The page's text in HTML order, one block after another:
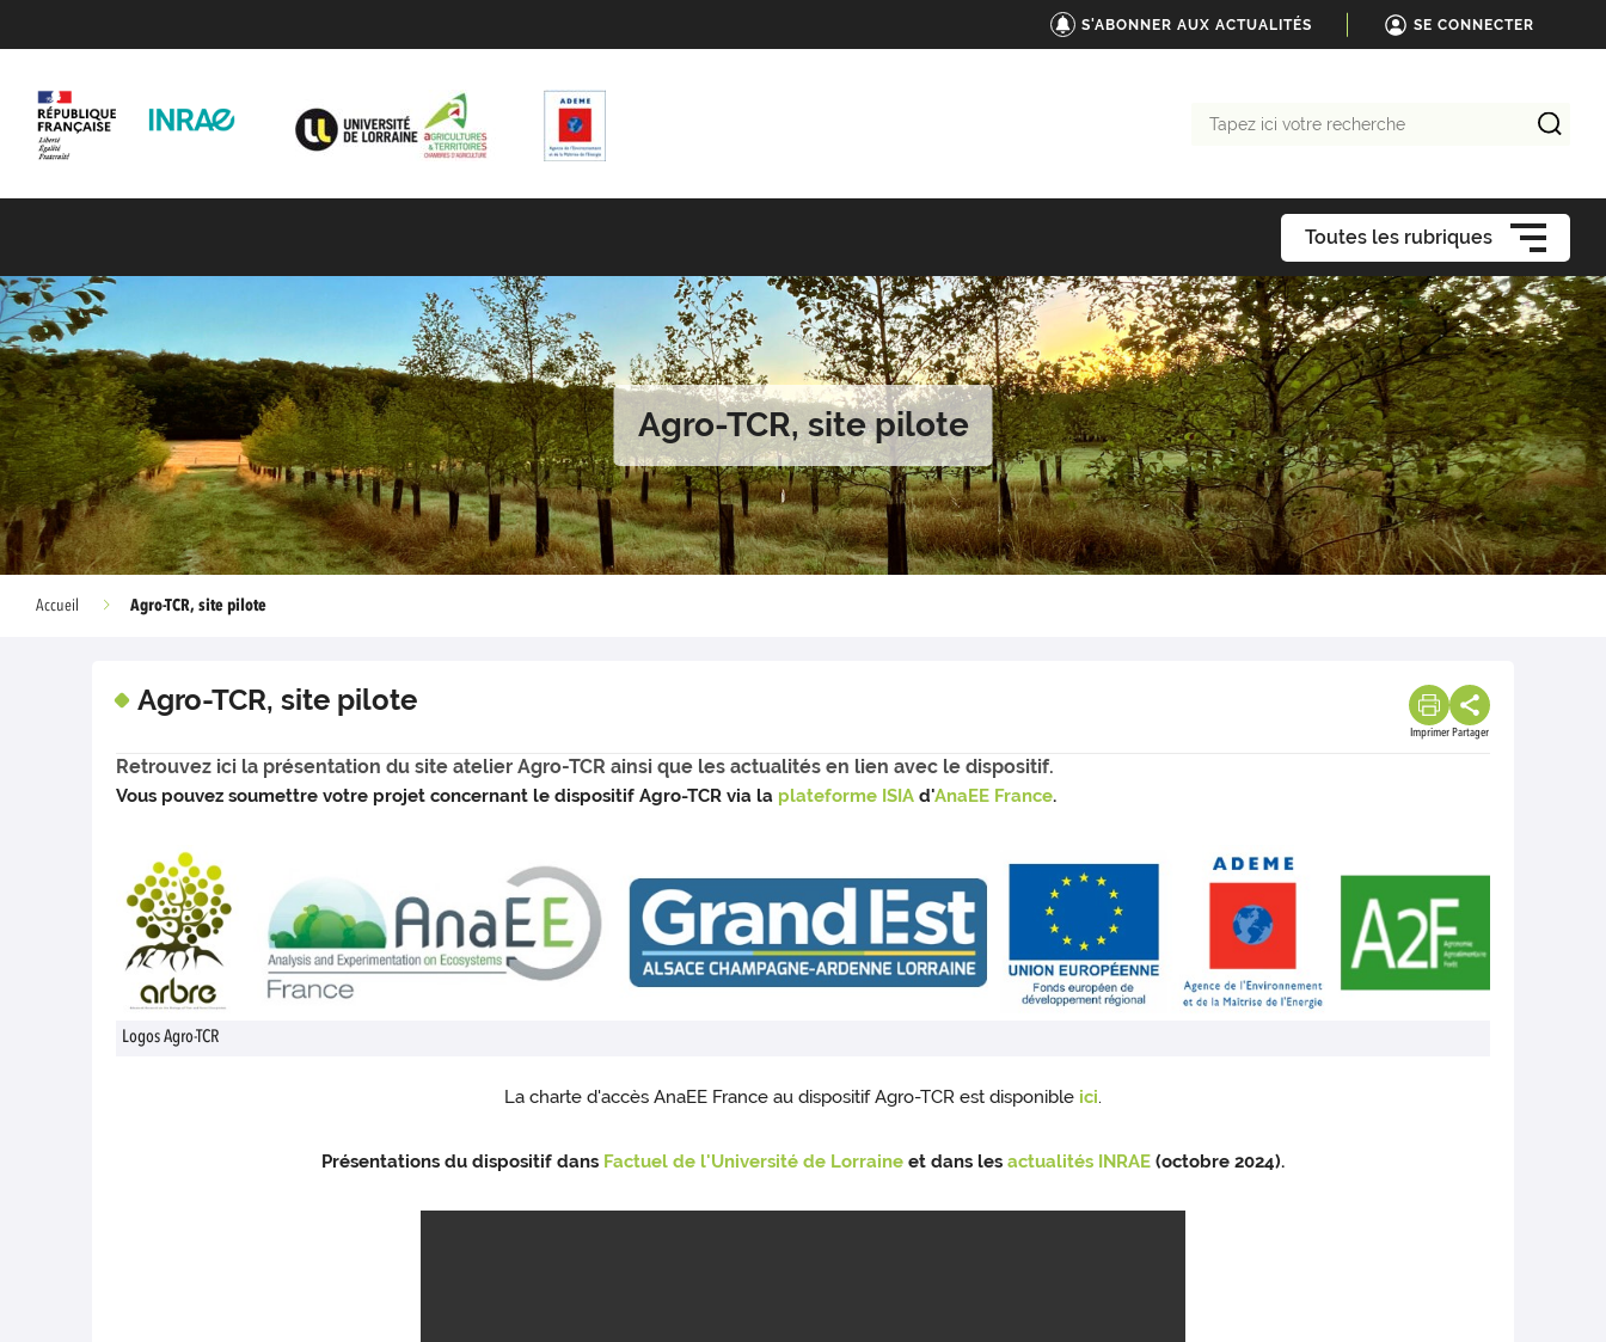
S'ABONNER AUX ACTUALITÉS SE CONNECTER
Toutes les rubriques
Agro-TCR, site pilote
Accueil Agro-TCR, site pilote
Agro-TCR, site pilote
Imprimer Partager
Retrouvez ici la présentation du site atelier Agro-TCR ainsi que les actualités en lien avec le dispositif.
Vous pouvez soumettre votre projet concernant le dispositif Agro-TCR via la plateforme ISIA d'AnaEE France.
Logos Agro-TCR
La charte d'accès AnaEE France au dispositif Agro-TCR est disponible ici.
Présentations du dispositif dans Factuel de l'Université de Lorraine et dans les actualités INRAE (octobre 2024).